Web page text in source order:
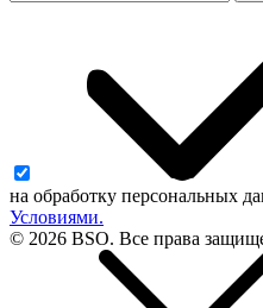
на обработку персональных
Условиями.
© 2026 BSO. Все права